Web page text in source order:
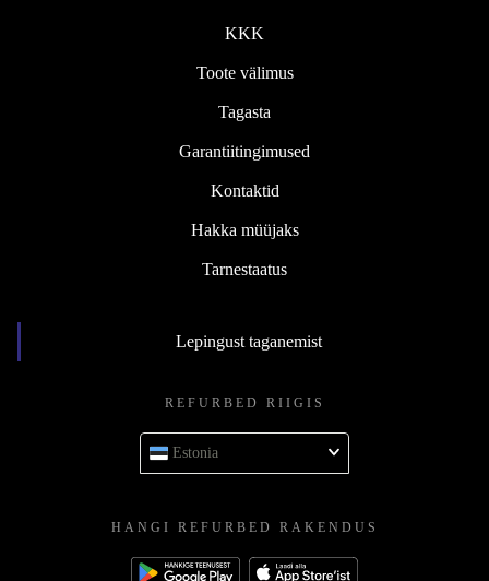
KKK
Toote välimus
Tagasta
Garantiitingimused
Kontaktid
Hakka müüjaks
Tarnestaatus
Lepingust taganemist
REFURBED RIIGIS
Estonia
HANGI REFURBED RAKENDUS